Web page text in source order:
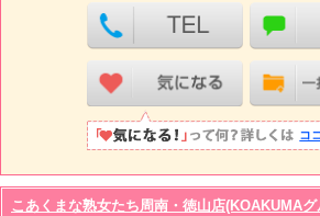
コ
こあくまな熟女たち周南・徳山店(KOAKUMAグ